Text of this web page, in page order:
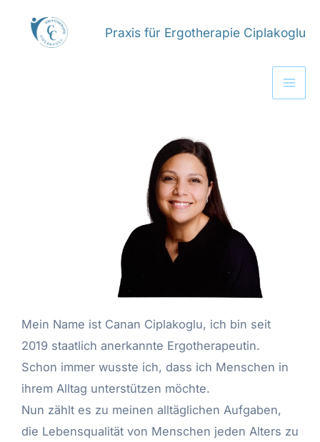
Praxis für Ergotherapie Ciplakoglu
Mein Name ist Canan Ciplakoglu, ich bin seit
2019 staatlich anerkannte Ergotherapeutin.
Schon immer wusste ich, dass ich Menschen in
ihrem Alltag unterstützen möchte.
Nun zählt es zu meinen alltäglichen Aufgaben,
die Lebensqualität von Menschen jeden Alters zu